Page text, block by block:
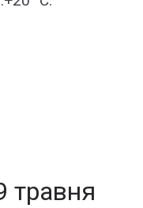
травня